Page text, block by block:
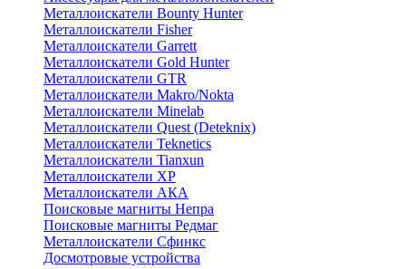
Металлоискатели Bounty Hunter
Металлоискатели Fisher
Металлоискатели Garrett
Металлоискатели Gold Hunter
Металлоискатели GTR
Металлоискатели Makro/Nokta
Металлоискатели Minelab
Металлоискатели Quest (Deteknix)
Металлоискатели Teknetics
Металлоискатели Tianxun
Металлоискатели XP
Металлоискатели АКА
Поисковые магниты Непра
Поисковые магниты Редмаг
Металлоискатели Сфинкс
Досмотровые устройства